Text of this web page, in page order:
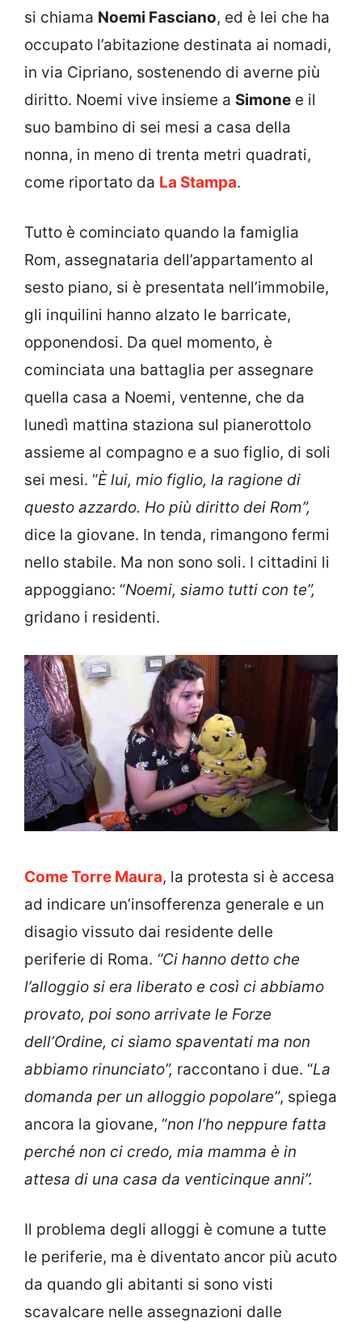
si chiama Noemi Fasciano, ed è lei che ha
occupato l’abitazione destinata ai nomadi,
in via Cipriano, sostenendo di averne più
diritto. Noemi vive insieme a Simone e il
suo bambino di sei mesi a casa della
nonna, in meno di trenta metri quadrati,
come riportato da La Stampa.
Tutto è cominciato quando la famiglia
Rom, assegnataria dell’appartamento al
sesto piano, si è presentata nell’immobile,
gli inquilini hanno alzato le barricate,
opponendosi. Da quel momento, è
cominciata una battaglia per assegnare
quella casa a Noemi, ventenne, che da
lunedì mattina staziona sul pianerottolo
assieme al compagno e a suo figlio, di soli
sei mesi. “È lui, mio figlio, la ragione di
questo azzardo. Ho più diritto dei Rom”,
dice la giovane. In tenda, rimangono fermi
nello stabile. Ma non sono soli. I cittadini li
appoggiano: “Noemi, siamo tutti con te”,
gridano i residenti.
Come Torre Maura, la protesta si è accesa
ad indicare un’insofferenza generale e un
disagio vissuto dai residente delle
periferie di Roma. “Ci hanno detto che
l’alloggio si era liberato e così ci abbiamo
provato, poi sono arrivate le Forze
dell’Ordine, ci siamo spaventati ma non
abbiamo rinunciato”, raccontano i due. “La
domanda per un alloggio popolare”, spiega
ancora la giovane, “non l’ho neppure fatta
perché non ci credo, mia mamma è in
attesa di una casa da venticinque anni”.
Il problema degli alloggi è comune a tutte
le periferie, ma è diventato ancor più acuto
da quando gli abitanti si sono visti
scavalcare nelle assegnazioni dalle